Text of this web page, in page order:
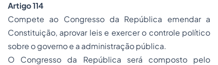
Artigo 114
Compete ao Congresso da República emendar a
Constituição, aprovar leis e exercer o controle político
sobre o governo e a administração pública.
O Congresso da República será composto pelo